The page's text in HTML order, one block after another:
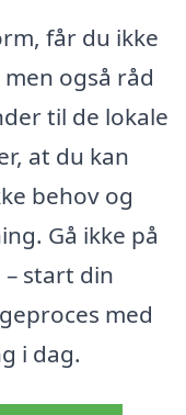
får du ikke
også råd
til de lokale
at du kan
behov og
Gå ikke på
start din
med
i dag.